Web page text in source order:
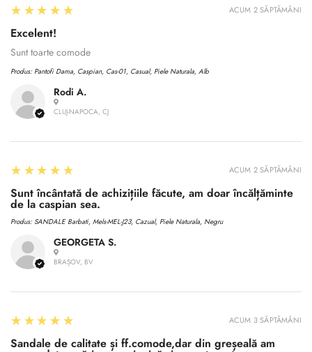
Rodi A.
CLUJ-NAPOCA, CJ
5
★★★★★
Excelent!
Sunt toarte comode
Produs: Pantofi Dama, Caspian, Cas-01, Casual, Piele Naturala, Alb
ACUM 2 SĂPTĂMÂNI
GEORGETA S.
BRAȘOV, BV
5
★★★★★
Sunt încântată de achizițiile făcute, am doar încălțăminte
de la caspian sea.
Produs: SANDALE Barbati, Mels-MEL-J23, Cazual, Piele Naturala, Negru
ACUM 2 SĂPTĂMÂNI
5
★★★★★
Sandale de calitate și ff.comode,dar din greșeală am
ACUM 3 SĂPTĂMÂNI